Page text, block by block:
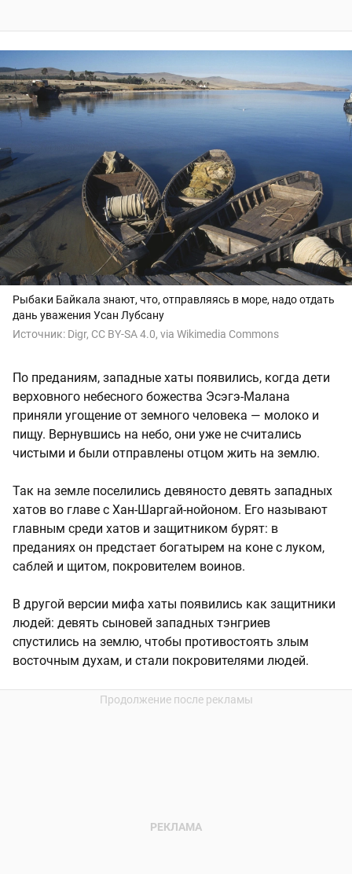
Рыбаки Байкала знают, что, отправляясь в море, надо отдать
дань уважения Усан Лубсану
Источник: Digr, CC BY-SA 4.0, via Wikimedia Commons
По преданиям, западные хаты появились, когда дети
верховного небесного божества Эсэгэ-Малана
приняли угощение от земного человека — молоко и
пищу. Вернувшись на небо, они уже не считались
чистыми и были отправлены отцом жить на землю.
Так на земле поселились девяносто девять западных
хатов во главе с Хан-Шаргай-нойоном. Его называют
главным среди хатов и защитником бурят: в
преданиях он предстает богатырем на коне с луком,
саблей и щитом, покровителем воинов.
В другой версии мифа хаты появились как защитники
людей: девять сыновей западных тэнгриев
спустились на землю, чтобы противостоять злым
восточным духам, и стали покровителями людей.